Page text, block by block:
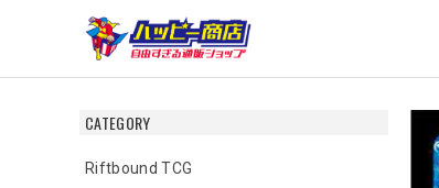
CATEGORY
Riftbound TCG